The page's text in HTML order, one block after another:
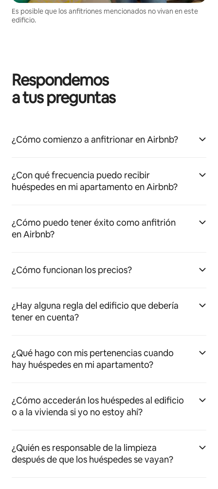
Es posible que los anfitriones mencionados no vivan en este
edificio.
Respondemos
a tus preguntas
¿Cómo comienzo a anfitrionar en Airbnb?
¿Con qué frecuencia puedo recibir
huéspedes en mi apartamento en Airbnb?
¿Cómo puedo tener éxito como anfitrión
en Airbnb?
¿Cómo funcionan los precios?
¿Hay alguna regla del edificio que debería
tener en cuenta?
¿Qué hago con mis pertenencias cuando
hay huéspedes en mi apartamento?
¿Cómo accederán los huéspedes al edificio
o a la vivienda si yo no estoy ahí?
¿Quién es responsable de la limpieza
después de que los huéspedes se vayan?